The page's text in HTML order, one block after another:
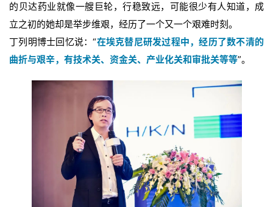
的贝达药业就像一艘巨轮，行稳致远，可能很少有人知道，成
立之初的她却是举步维艰，经历了一个又一个艰难时刻。
丁列明博士回忆说：“在埃克替尼研发过程中，经历了数不清的
曲折与艰辛，有技术关、资金关、产业化关和审批关等等”。